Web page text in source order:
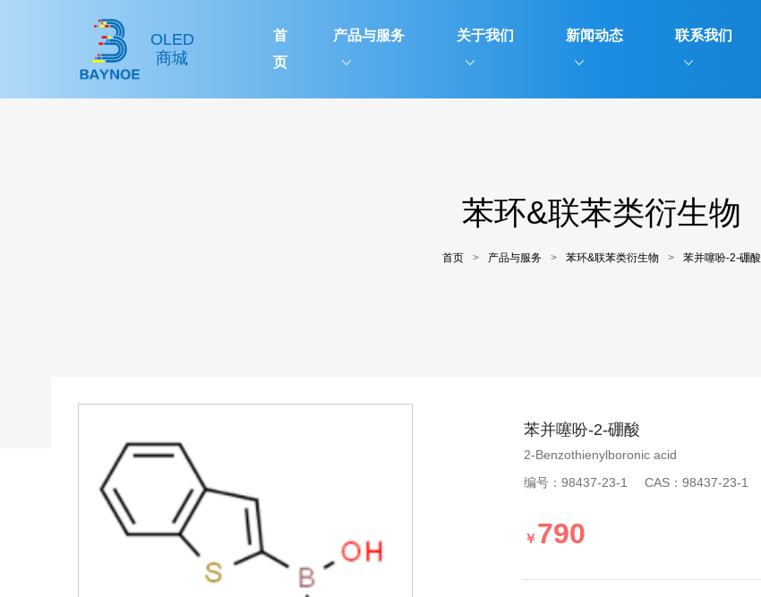
OLED
商城
首
页
产品与服务 关于我们 新闻动态 联系我们
苯环&联苯类衍生物
首页 > 产品与服务 > 苯环&联苯类衍生物 > 苯并噻吩-2-硼酸
苯并噻吩-2-硼酸
2-Benzothienylboronic acid
编号：98437-23-1
CAS：98437-23-1
￥790